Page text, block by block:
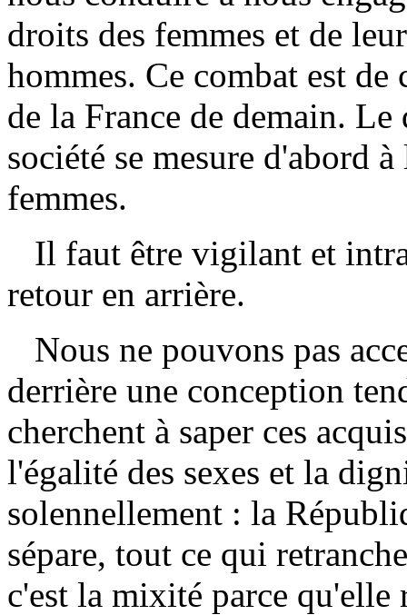
droits des femmes et de
hommes. Ce combat est
de la France de demain.
société se mesure d'abord
femmes.
Il faut être vigilant et
retour en arrière.
Nous ne pouvons pas
derrière une conception
cherchent à saper ces
l'égalité des sexes et la
solennellement : la
sépare, tout ce qui
c'est la mixité parce qu'elle